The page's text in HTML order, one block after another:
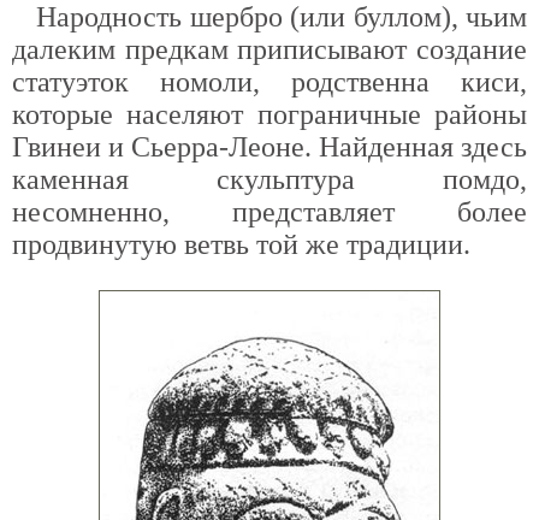
Народность шербро (или буллом), чьим
далеким предкам приписывают создание
статуэток номоли, родственна киси,
которые населяют пограничные районы
Гвинеи и Сьерра-Леоне. Найденная здесь
каменная скульптура помдо,
несомненно, представляет более
продвинутую ветвь той же традиции.